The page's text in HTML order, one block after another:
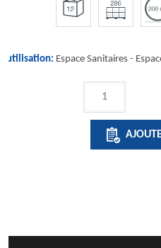
Espace Sanitaires -
QUANTITÉ
IDENTITY
SEA